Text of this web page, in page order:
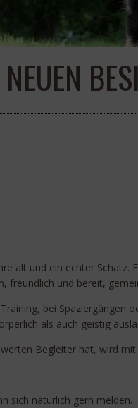
NEUEN
alt und ein echter
freundlich und bereit,
bei
als auch geistig
Begleiter hat, wird mit
sich natürlich gern melden.